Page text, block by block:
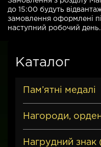
до 15:00 будуть
замовлення оформлені
наступний робочий день.
Каталог
Пам’ятні медалі
Нагороди,
Нагрудний знак